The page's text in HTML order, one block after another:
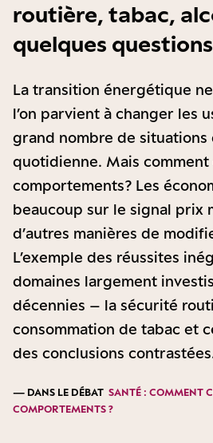
routière, tabac,
quelques questions
La transition énergétique
l’on parvient à changer les
grand nombre de situations
quotidienne. Mais
comportements ? Les
beaucoup sur le signal prix
d’autres manières de
L’exemple des réussites
domaines largement
décennies – la sécurité
consommation de tabac et
des conclusions
— DANS LE DÉBAT SANTÉ : COMMENT
COMPORTEMENTS ?